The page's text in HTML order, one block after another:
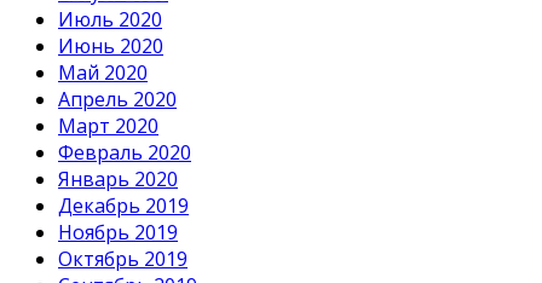
Июль 2020
Июнь 2020
Май 2020
Апрель 2020
Март 2020
Февраль 2020
Январь 2020
Декабрь 2019
Ноябрь 2019
Октябрь 2019